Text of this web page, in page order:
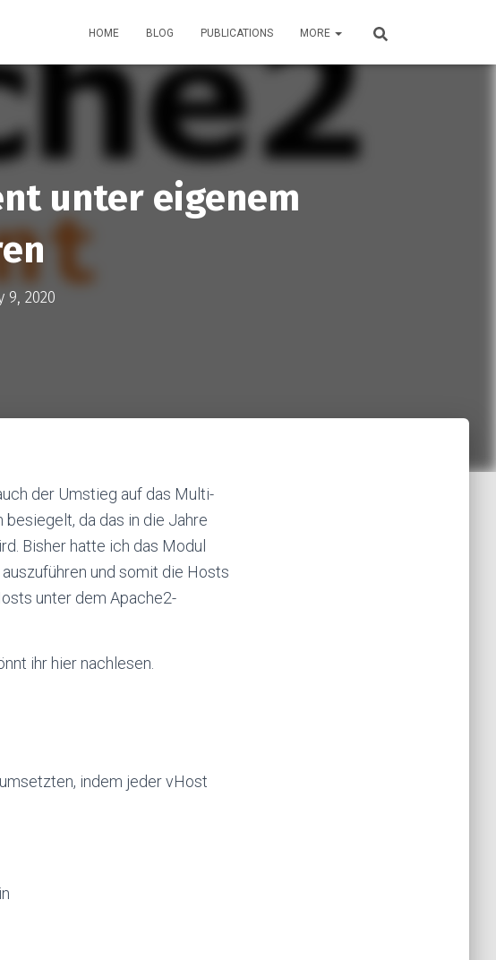
HOME BLOG PUBLICATIONS MORE
unter eigenem
9, 2020
der Umstieg auf das Multi-
da das in die Jahre
Bisher hatte ich das Modul
und somit die Hosts
unter dem Apache2-
ihr hier nachlesen.
indem jeder vHost